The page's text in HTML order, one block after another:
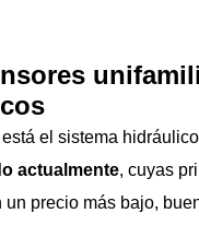
el sistema
actualmente, cuyas
un precio más bajo,